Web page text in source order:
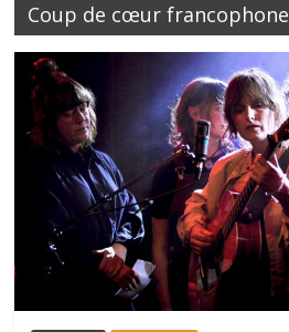
Coup de cœur francophone